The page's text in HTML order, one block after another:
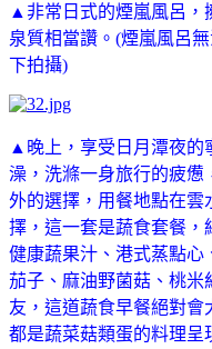
▲非常日式的煙嵐風呂，
泉質相當讚。(煙嵐風呂
下拍攝)
▲晚上，享受日月潭夜的
澡，洗滌一身旅行的疲憊
外的選擇，用餐地點在雲
擇，這一套是蔬食套餐，
健康蔬果汁、港式蒸點心
茄子、麻油野菌菇、桃米
友，這道蔬食早餐絕對會
都是蔬菜菇類蛋的料理呈